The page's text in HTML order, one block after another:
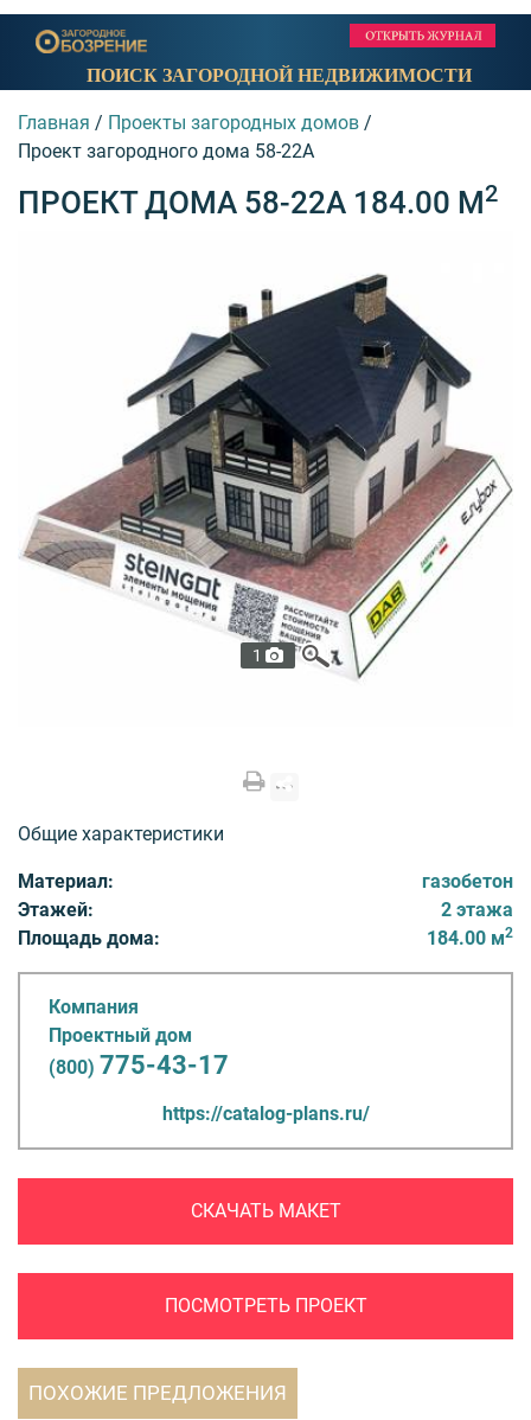
ПОИСК ЗАГОРОДНОЙ НЕДВИЖИМОСТИ
Главная / Проекты загородных домов /
Проект загородного дома 58-22A
ПРОЕКТ ДОМА 58-22A 184.00 М2
1
Общие характеристики
Материал:
газобетон
Этажей:
2 этажа
Площадь дома:
184.00 м2
Компания
Проектный дом
(800) 775-43-17
https://catalog-plans.ru/
СКАЧАТЬ МАКЕТ
ПОСМОТРЕТЬ ПРОЕКТ
ПОХОЖИЕ ПРЕДЛОЖЕНИЯ